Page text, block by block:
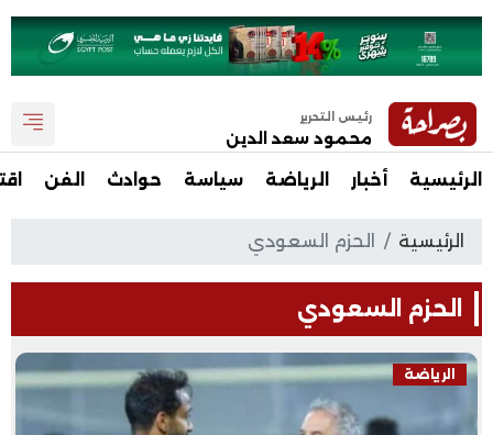
رئيس التحرير
محمود سعد الدين
الرئيسية أخبار الرياضة سياسة حوادث الفن
الرئيسية الحزم السعودي
الحزم السعودي
الرياضة